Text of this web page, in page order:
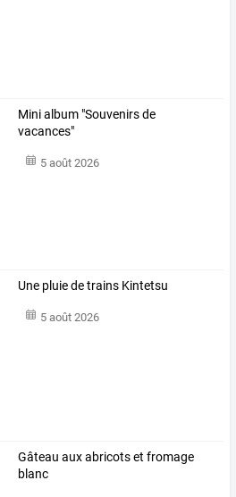
Mini album "Souvenirs de
vacances"
5 août 2026
Une pluie de trains Kintetsu
5 août 2026
Gâteau aux abricots et fromage
blanc